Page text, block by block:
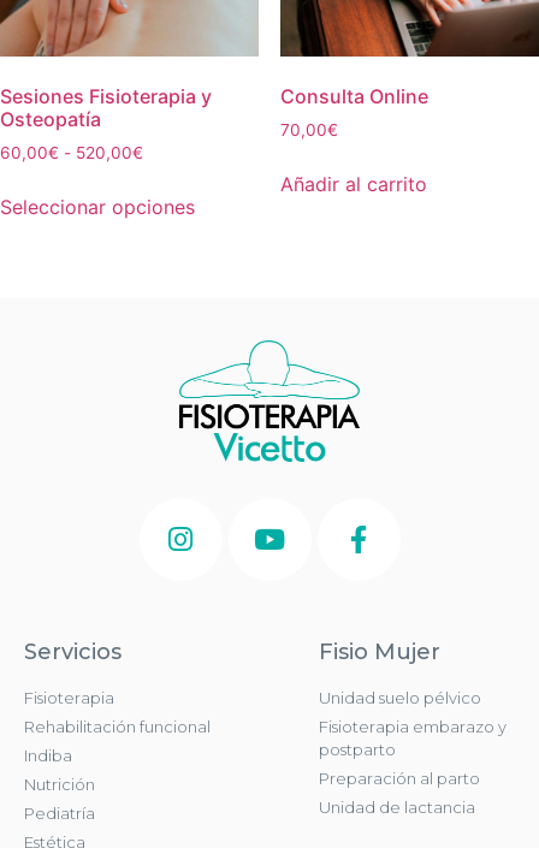
Sesiones Fisioterapia y
Osteopatía
60,00€ - 520,00€
Seleccionar opciones
Consulta Online
70,00€
Añadir al carrito
Servicios
Fisioterapia
Rehabilitación funcional
Indiba
Nutrición
Pediatría
Estética
Fisio Mujer
Unidad suelo pélvico
Fisioterapia embarazo y
postparto
Preparación al parto
Unidad de lactancia